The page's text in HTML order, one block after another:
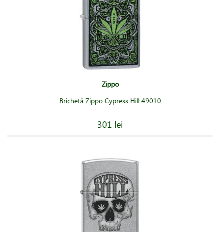
Zippo
Brichetă Zippo Cypress Hill 49010
301 lei